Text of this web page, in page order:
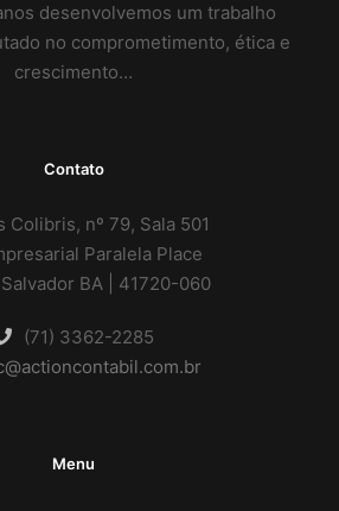
desenvolvemos um trabalho
no comprometimento, ética e
crescimento…
Contato
Colibris, nº 79, Sala 501
Paralela Place
BA | 41720-060
(71) 3362-2285
Menu